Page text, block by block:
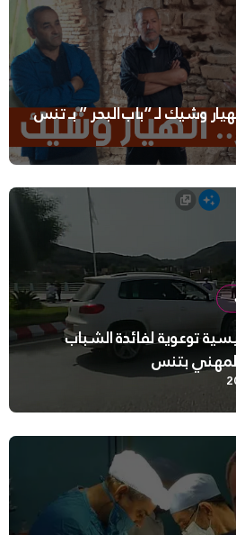
وشيك لـ “باب البحر ” بـ تنس
توعوية لفائدة الشباب
بتنس